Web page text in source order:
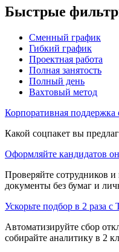
Быстрые
Сменный график
Гибкий график
Проектная работа
Полная занятость
Полный день
Вахтовый метод
Корпоративная поддержка
Какой соцпакет вы
Оформляйте кандидатов
Проверяйте сотрудников
документы без бумаг и
Ускорьте подбор в 2 раза с
Автоматизируйте сбор
собирайте аналитику в 2